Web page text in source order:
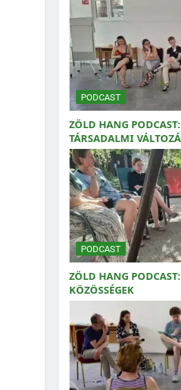
PODCAST
ZÖLD HANG
TÁRSADALMI
PODCAST
ZÖLD HANG
KÖZÖSSÉGEK